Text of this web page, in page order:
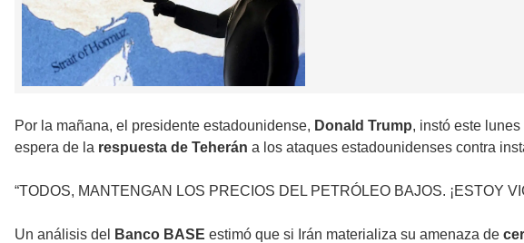
Por la mañana, el presidente estadounidense, Donald Trump, instó este
espera de la respuesta de Teherán a los ataques estadounidenses contra
“TODOS, MANTENGAN LOS PRECIOS DEL PETRÓLEO BAJOS. ¡ESTOY
Un análisis del Banco BASE estimó que si Irán materializa su amenaza de